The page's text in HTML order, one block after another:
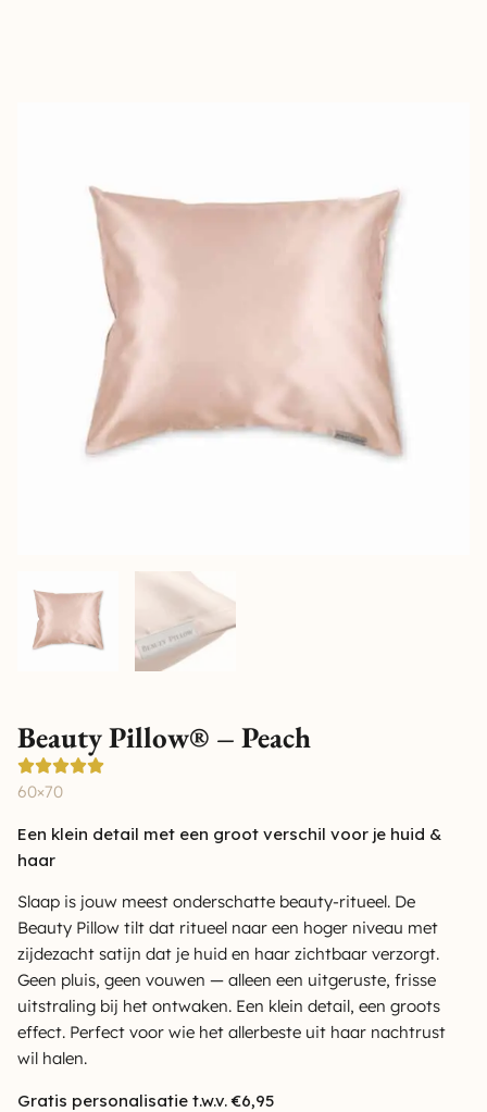
Beauty Pillow® – Peach
60×70
Een klein detail met een groot verschil voor je huid &
haar
Slaap is jouw meest onderschatte beauty-ritueel. De
Beauty Pillow tilt dat ritueel naar een hoger niveau met
zijdezacht satijn dat je huid en haar zichtbaar verzorgt.
Geen pluis, geen vouwen — alleen een uitgeruste, frisse
uitstraling bij het ontwaken. Een klein detail, een groots
effect. Perfect voor wie het allerbeste uit haar nachtrust
wil halen.
Gratis personalisatie t.w.v. €6,95